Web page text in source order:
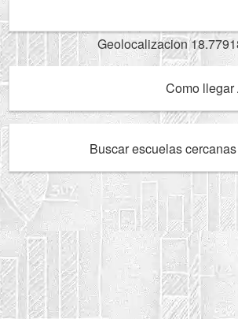
Geolocalizacion
Como llegar
Buscar escuelas